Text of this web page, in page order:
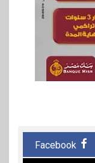
Facebook